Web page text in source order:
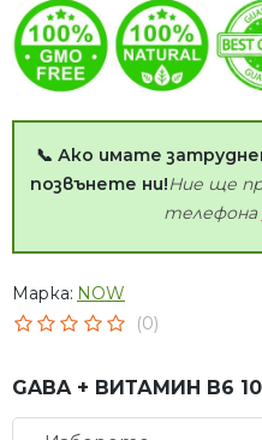
📞 Ако имате
позвънете ни!Ние ще
телефона
Марка: NOW
(0)
GABA + ВИТАМИН В6